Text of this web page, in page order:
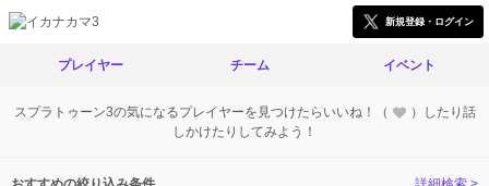
新規登録・ログイン
プレイヤー チーム イベント
スプラトゥーン3の気になるプレイヤーを見つけたらいいね！（
）したり話
しかけたりしてみよう！